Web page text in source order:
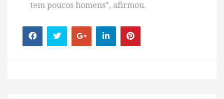
tem poucos homens”, afirmou.